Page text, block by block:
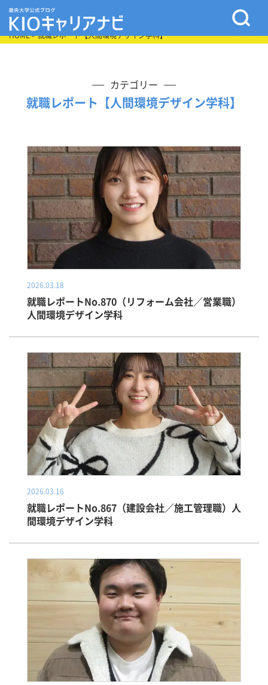
HOME> 就職レポート【人間環境デザイン学科】
カテゴリー
就職レポート【人間環境デザイン学科】
2026.03.18
就職レポートNo.870（リフォーム会社／営業職）
人間環境デザイン学科
2026.03.16
就職レポートNo.867（建設会社／施工管理職）人
間環境デザイン学科